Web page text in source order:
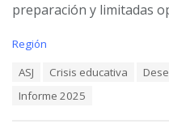
preparación y limitadas
C
Región
ASJ Crisis educativa
Informe 2025